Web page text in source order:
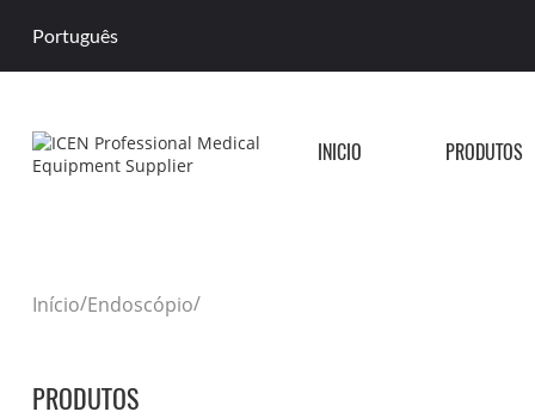
Português
INÍCIO PRODUTOS
Início/Endoscópio/
PRODUTOS